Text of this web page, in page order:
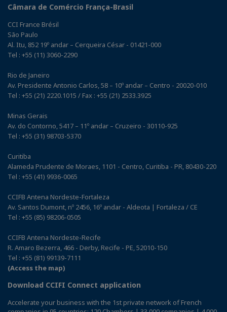
Câmara de Comércio França-Brasil
CCI France Brésil
São Paulo
Al. Itu, 852 19º andar – Cerqueira César - 01421-000
Tel : +55 (11) 3060-2290
Rio de Janeiro
Av. Presidente Antonio Carlos, 58 – 10º andar – Centro - 20020-010
Tel : +55 (21) 2220.1015 / Fax : +55 (21) 2533.3925
Minas Gerais
Av. do Contorno, 5417 – 11º andar – Cruzeiro - 30110-925
Tel : +55 (31) 98703-5370
Curitiba
Alameda Prudente de Moraes, 1101 - Centro, Curitiba - PR, 80430-220
Tel : +55 (41) 9936-0065
CCIFB Antena Nordeste-Fortaleza
Av. Santos Dumont, nº 2456, 16º andar - Aldeota | Fortaleza / CE
Tel : +55 (85) 98206-0505
CCIFB Antena Nordeste-Recife
R. Amaro Bezerra, 466 - Derby, Recife - PE, 52010-150
Tel : +55 (81) 99139-7111
(Access the map)
Download CCIFI Connect application
Accelerate your business with the 1st private network of French